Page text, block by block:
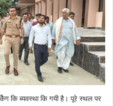
कि ब्यवस्था कि गयी है। पूरे स्थल पर